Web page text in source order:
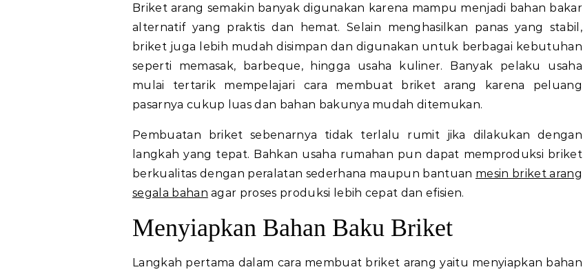
Briket arang semakin banyak digunakan karena mampu menjadi bahan bakar
alternatif yang praktis dan hemat. Selain menghasilkan panas yang stabil,
briket juga lebih mudah disimpan dan digunakan untuk berbagai kebutuhan
seperti memasak, barbeque, hingga usaha kuliner. Banyak pelaku usaha
mulai tertarik mempelajari cara membuat briket arang karena peluang
pasarnya cukup luas dan bahan bakunya mudah ditemukan.
Pembuatan briket sebenarnya tidak terlalu rumit jika dilakukan dengan
langkah yang tepat. Bahkan usaha rumahan pun dapat memproduksi briket
berkualitas dengan peralatan sederhana maupun bantuan mesin briket arang
segala bahan agar proses produksi lebih cepat dan efisien.
Menyiapkan Bahan Baku Briket
Langkah pertama dalam cara membuat briket arang yaitu menyiapkan bahan